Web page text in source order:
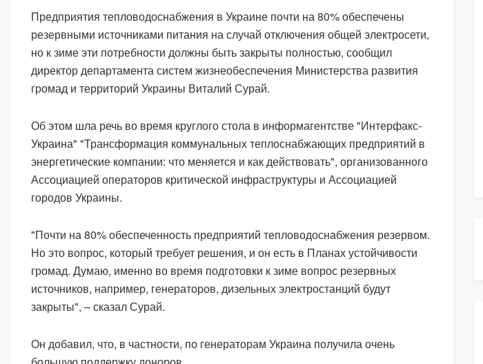
Предприятия тепловодоснабжения в Украине почти на 80% обеспечены
резервными источниками питания на случай отключения общей электросети,
но к зиме эти потребности должны быть закрыты полностью, сообщил
директор департамента систем жизнеобеспечения Министерства развития
громад и территорий Украины Виталий Сурай.
Об этом шла речь во время круглого стола в информагентстве "Интерфакс-
Украина" "Трансформация коммунальных теплоснабжающих предприятий в
энергетические компании: что меняется и как действовать", организованного
Ассоциацией операторов критической инфраструктуры и Ассоциацией
городов Украины.
"Почти на 80% обеспеченность предприятий тепловодоснабжения резервом.
Но это вопрос, который требует решения, и он есть в Планах устойчивости
громад. Думаю, именно во время подготовки к зиме вопрос резервных
источников, например, генераторов, дизельных электростанций будут
закрыты", – сказал Сурай.
Он добавил, что, в частности, по генераторам Украина получила очень